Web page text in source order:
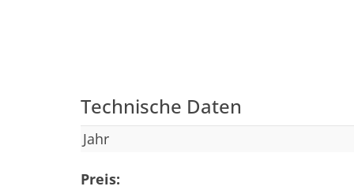
Technische Daten
Jahr
Preis: